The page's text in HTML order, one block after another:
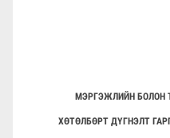
МЭРГЭЖЛИЙН БОЛОН
ХӨТӨЛБӨРТ ДҮГНЭЛТ